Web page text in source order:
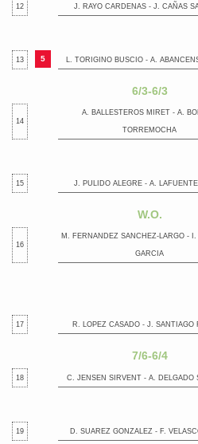
12 J. RAYO CARDENAS - J. CAÑAS
13 5 L. TORIGINO BUSCIO - A.
6/3-6/3
14
A. BALLESTEROS MIRET - A.
TORREMOCHA
15 J. PULIDO ALEGRE - A.
W.O.
16
M. FERNANDEZ SANCHEZ-LARGO - I.
GARCIA
17 R. LOPEZ CASADO - J. SANTIAGO
7/6-6/4
18 C. JENSEN SIRVENT - A. DELGADO
19 D. SUAREZ GONZALEZ - F.